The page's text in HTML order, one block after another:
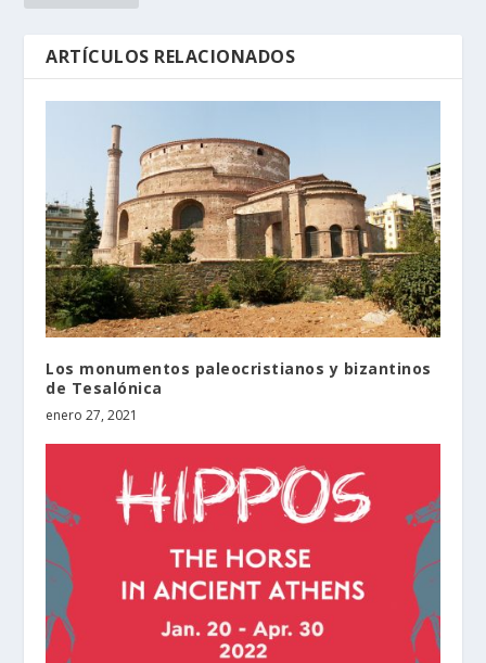
ARTÍCULOS RELACIONADOS
Los monumentos paleocristianos y bizantinos
de Tesalónica
enero 27, 2021